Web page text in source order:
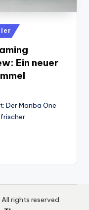
Ein neuer
Der Manba One
All rights reserved.